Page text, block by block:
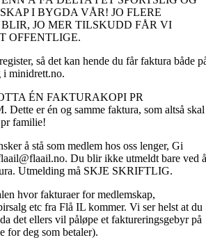
I BYGDA VÅR! JO FLERE
JO MER TILSKUDD FÅR VI
OFFENTLIGE.
så det kan hende du får faktura både
i minidrett.no.
ÉN FAKTURAKOPI PR
er én og samme faktura, som altså skal
familie!
å stå som medlem hos oss lenger, Gi
Du blir ikke utmeldt bare ved å
Utmelding må SKJE SKRIFTLIG.
hvor fakturaer for medlemskap,
etc fra Flå IL kommer. Vi ser helst at du
det ellers vil påløpe et faktureringsgebyr på
for deg som betaler).